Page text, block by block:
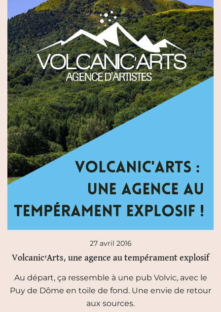
27 avril 2016
Volcanic’Arts, une agence au tempérament explosif
Au départ, ça ressemble à une pub Volvic, avec le
Puy de Dôme en toile de fond. Une envie de retour
aux sources.